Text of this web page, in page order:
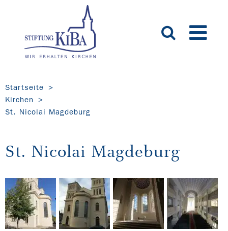
Startseite
Kirchen
St. Nicolai Magdeburg
St. Nicolai Magdeburg